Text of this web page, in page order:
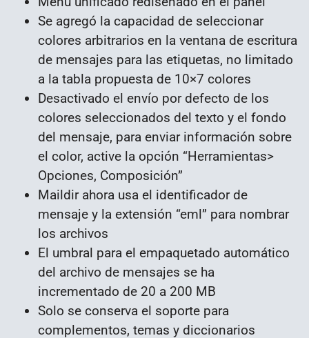
Se agregó la capacidad de seleccionar
colores arbitrarios en la ventana de escritura
de mensajes para las etiquetas, no limitado
a la tabla propuesta de 10×7 colores
Desactivado el envío por defecto de los
colores seleccionados del texto y el fondo
del mensaje, para enviar información sobre
el color, active la opción “Herramientas>
Opciones, Composición”
Maildir ahora usa el identificador de
mensaje y la extensión “eml” para nombrar
los archivos
El umbral para el empaquetado automático
del archivo de mensajes se ha
incrementado de 20 a 200 MB
Solo se conserva el soporte para
complementos, temas y diccionarios